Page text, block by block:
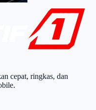
cepat, ringkas, dan